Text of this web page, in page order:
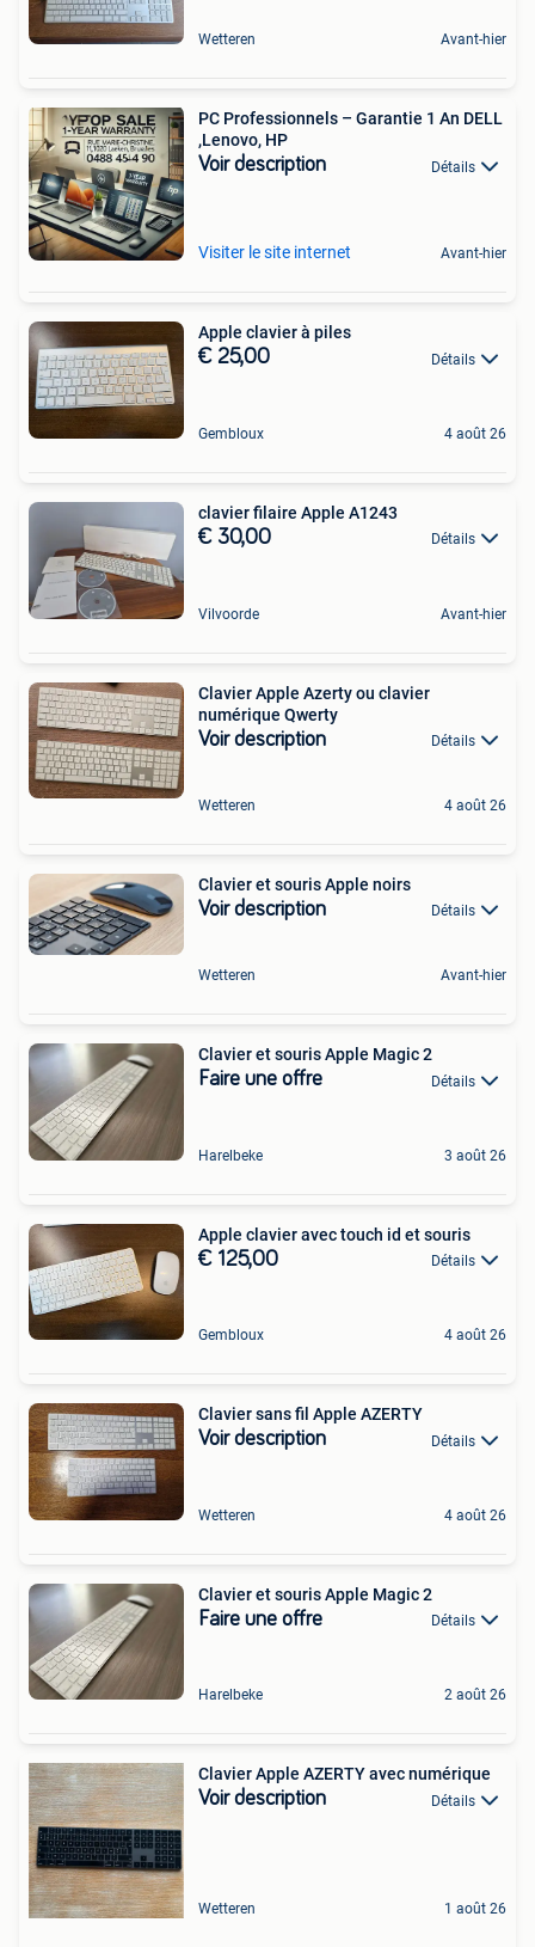
Wetteren Avant-hier
PC Professionnels – Garantie 1 An DELL
,Lenovo, HP
Voir description Détails
Visiter le site internet Avant-hier
Apple clavier à piles
€ 25,00 Détails
Gembloux 4 août 26
clavier filaire Apple A1243
€ 30,00 Détails
Vilvoorde Avant-hier
Clavier Apple Azerty ou clavier
numérique Qwerty
Voir description Détails
Wetteren 4 août 26
Clavier et souris Apple noirs
Voir description Détails
Wetteren Avant-hier
Clavier et souris Apple Magic 2
Faire une offre Détails
Harelbeke 3 août 26
Apple clavier avec touch id et souris
€ 125,00 Détails
Gembloux 4 août 26
Clavier sans fil Apple AZERTY
Voir description Détails
Wetteren 4 août 26
Clavier et souris Apple Magic 2
Faire une offre Détails
Harelbeke 2 août 26
Clavier Apple AZERTY avec numérique
Voir description Détails
Wetteren 1 août 26